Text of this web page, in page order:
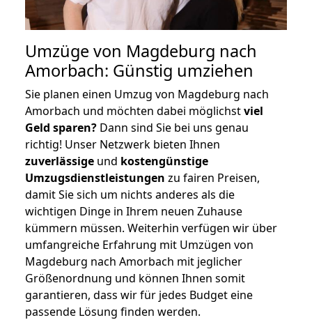
Umzüge von Magdeburg nach
Amorbach: Günstig umziehen
Sie planen einen Umzug von Magdeburg nach
Amorbach und möchten dabei möglichstviel
Geld sparen? Dann sind Sie bei uns genau
richtig! Unser Netzwerk bieten Ihnen
zuverlässige und kostengünstige
Umzugsdienstleistungen zu fairen Preisen,
damit Sie sich um nichts anderes als die
wichtigen Dinge in Ihrem neuen Zuhause
kümmern müssen. Weiterhin verfügen wir über
umfangreiche Erfahrung mit Umzügen von
Magdeburg nach Amorbach mit jeglicher
Größenordnung und können Ihnen somit
garantieren, dass wir für jedes Budget eine
passende Lösung finden werden.